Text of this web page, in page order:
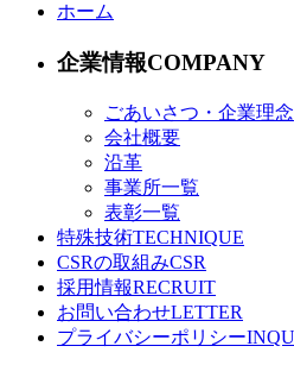
ホーム
企業情報
ごあいさつ・企業理念
会社概要
沿革
事業所一覧
表彰一覧
特殊技術
CSRの取組み
採用情報
お問い合わせ
プライバシーポリシー